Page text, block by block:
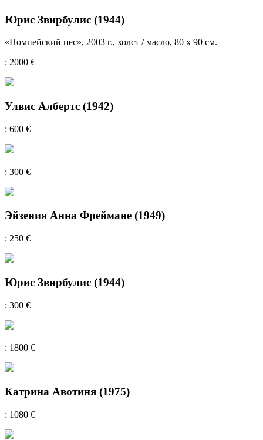
Юрис Звирбулис (1944)
«Помпейский пес», 2003 г., холст / масло, 80 х 90 см.
: 2000 €
Улвис Албертс (1942)
: 600 €
: 300 €
Эйзения Анна Фреймане (1949)
: 250 €
Юрис Звирбулис (1944)
: 300 €
: 1800 €
Катрина Авотиня (1975)
: 1080 €